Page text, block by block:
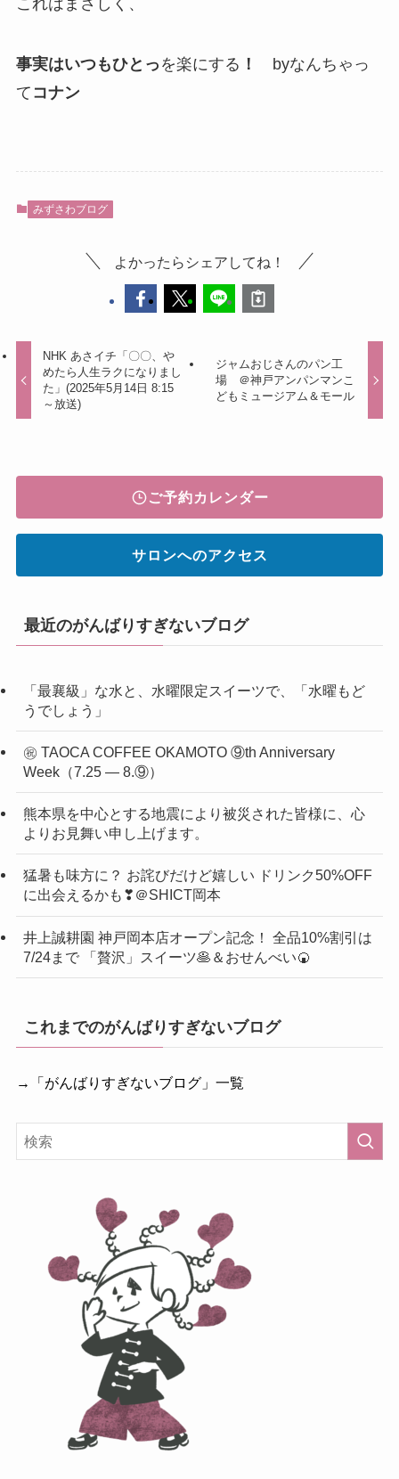
これはまさしく、
事実はいつもひと っ を楽にする ！
byなんちゃっ
て コナン
みずさわブログ
よかったらシェアしてね！
NHK あさイチ「〇〇、や
めたら人生ラクになりまし
た」(2025年5月14日 8:15
～放送)
ジャムおじさんのパン工
場 ＠神戸アンパンマンこ
どもミュージアム＆モール
ご予約カレンダー
サロンへのアクセス
最近のがんばりすぎないブログ
「最襄級」な水と、水曜限定スイーツで、「水曜もど
うでしょう」
㊗ TAOCA COFFEE OKAMOTO ⑨th Anniversary
Week（7.25 ― 8.⑨）
熊本県を中心とする地震により被災された皆様に、心
よりお見舞い申し上げます。
猛暑も味方に？ お詫びだけど嬉しい ドリンク50%OFF
に出会えるかも❣＠SHICT岡本
井上誠耕園 神戸岡本店オープン記念！ 全品10%割引は
7/24まで 「贅沢」スイーツ🥞＆おせんべい🍘
これまでのがんばりすぎないブログ
→「がんばりすぎないブログ」一覧